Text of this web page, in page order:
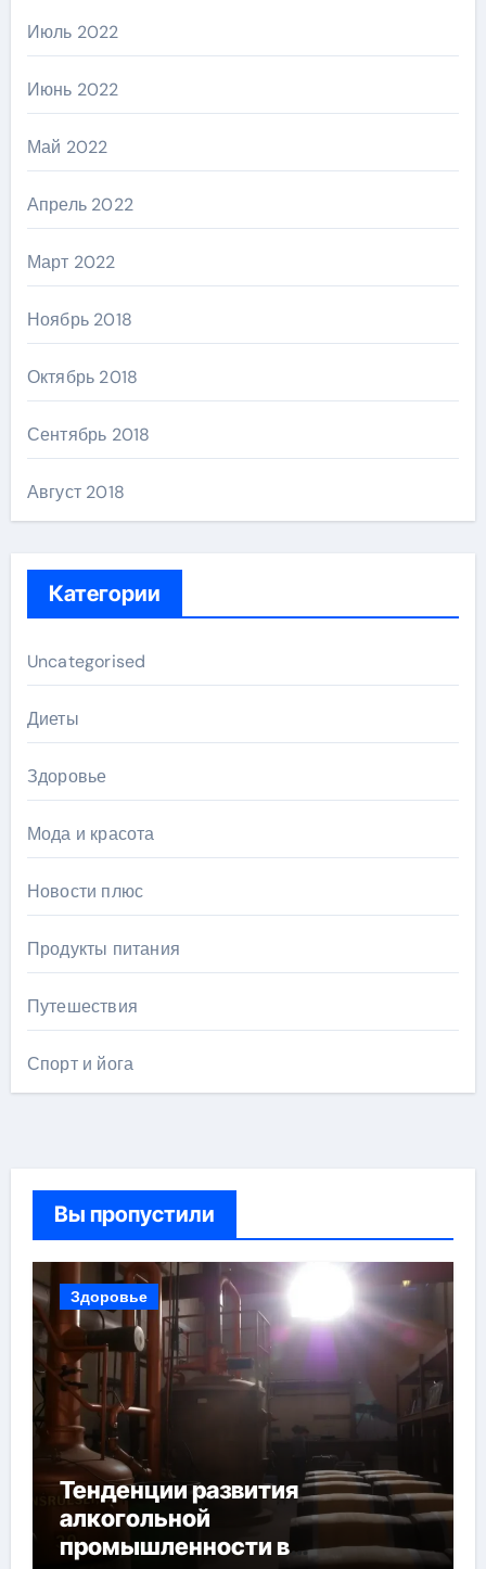
Июль 2022
Июнь 2022
Май 2022
Апрель 2022
Март 2022
Ноябрь 2018
Октябрь 2018
Сентябрь 2018
Август 2018
Категории
Uncategorised
Диеты
Здоровье
Мода и красота
Новости плюс
Продукты питания
Путешествия
Спорт и йога
Вы пропустили
Здоровье
Тенденции развития
алкогольной
промышленности в